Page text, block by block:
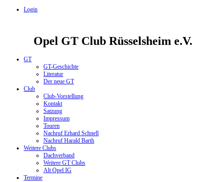
Login
Opel GT Club Rüsselsheim e.V.
GT
GT-Geschichte
Literatur
Der neue GT
Club
Club-Vorstellung
Kontakt
Satzung
Impressum
Touren
Nachruf Erhard Schnell
Nachruf Harald Barth
Weitere Clubs
Dachverband
Weitere GT Clubs
Alt Opel IG
Termine